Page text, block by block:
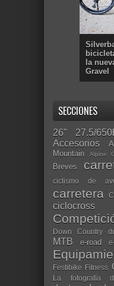
la
Gravel
SECCIONES
26" 27.5/
Accesorios
Mountain
Alpine
Breves
ciclismo de
carretera
ciclocross
Down Country
MTB
e-road
Festibike Fitness
La fotografía